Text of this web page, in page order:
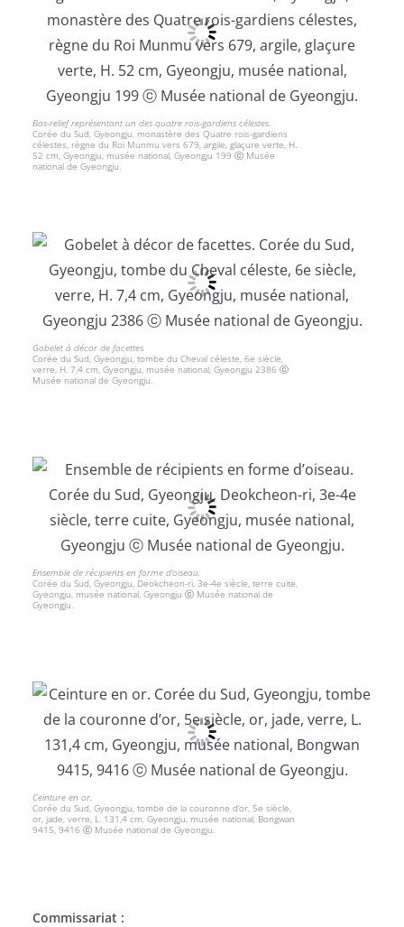
Bas-relief représentant un des quatre rois-gardiens célestes.
Corée du Sud, Gyeongju, monastère des Quatre rois-gardiens
célestes, règne du Roi Munmu vers 679, argile, glaçure verte, H.
52 cm, Gyeongju, musée national, Gyeongju 199 ⓒ Musée
national de Gyeongju.
Gobelet à décor de facettes.
Corée du Sud, Gyeongju, tombe du Cheval céleste, 6e siècle,
verre, H. 7,4 cm, Gyeongju, musée national, Gyeongju 2386 ⓒ
Musée national de Gyeongju.
Ensemble de récipients en forme d’oiseau.
Corée du Sud, Gyeongju, Deokcheon-ri, 3e-4e siècle, terre cuite,
Gyeongju, musée national, Gyeongju ⓒ Musée national de
Gyeongju.
Ceinture en or.
Corée du Sud, Gyeongju, tombe de la couronne d’or, 5e siècle,
or, jade, verre, L. 131,4 cm, Gyeongju, musée national, Bongwan
9415, 9416 ⓒ Musée national de Gyeongju.
Commissariat :